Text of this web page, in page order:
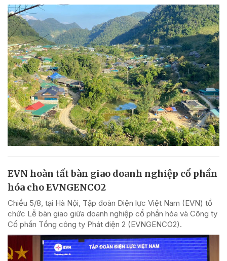
EVN hoàn tất bàn giao doanh nghiệp cổ phần
hóa cho EVNGENCO2
Chiều 5/8, tại Hà Nội, Tập đoàn Điện lực Việt Nam (EVN) tổ
chức Lễ bàn giao giữa doanh nghiệp cổ phần hóa và Công ty
Cổ phần Tổng công ty Phát điện 2 (EVNGENCO2).